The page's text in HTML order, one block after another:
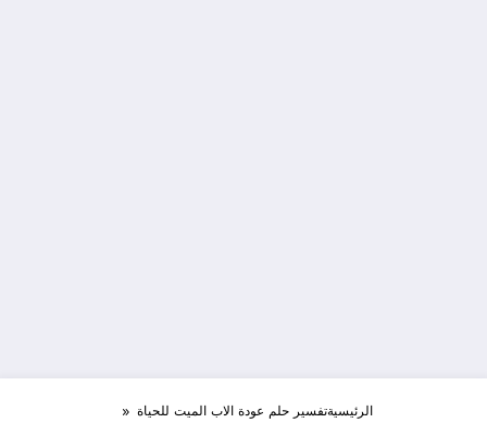
الرئيسيةتفسير حلم عودة الاب الميت للحياة